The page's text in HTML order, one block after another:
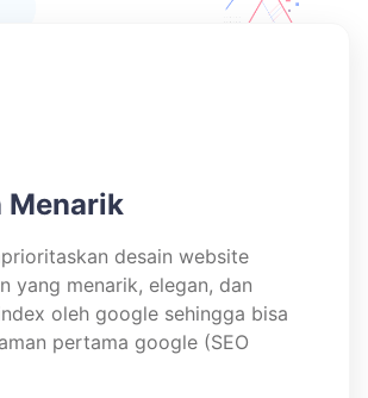
Menarik
desain website
yang menarik, elegan, dan
oleh google sehingga bisa
pertama google (SEO